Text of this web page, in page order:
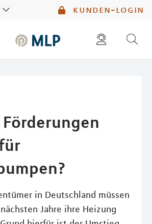
kunden-login
in Deutschland müssen
Jahre ihre Heizung